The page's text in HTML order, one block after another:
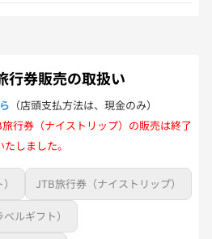
行券販売の取扱い
（店頭支払方法は、現金のみ）
行券（ナイストリップ）の販売は終了
たしました。
JTB旅行券（ナイストリップ）
ルギフト）